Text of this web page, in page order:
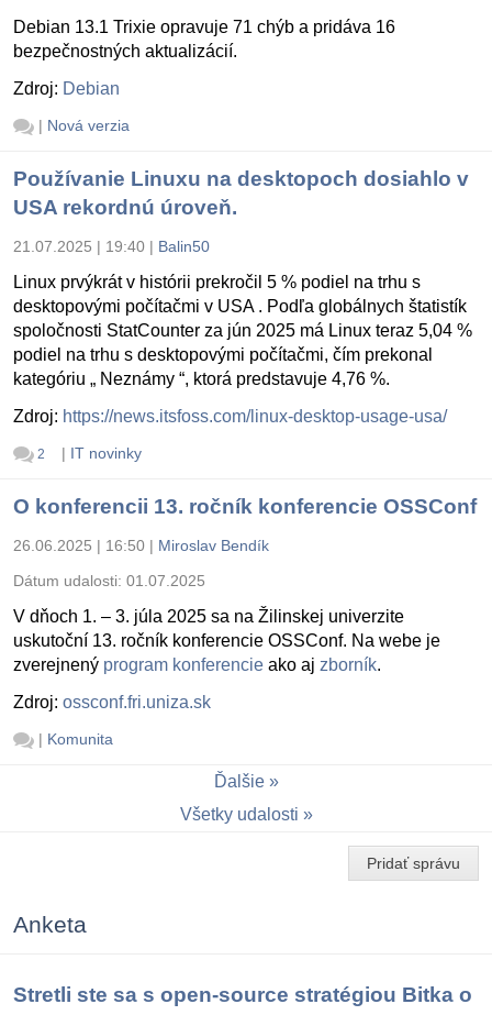
Debian 13.1 Trixie opravuje 71 chýb a pridáva 16
bezpečnostných aktualizácií.
Zdroj: Debian
| Nová verzia
Používanie Linuxu na desktopoch dosiahlo v
USA rekordnú úroveň.
21.07.2025 | 19:40 | Balin50
Linux prvýkrát v histórii prekročil 5 % podiel na trhu s
desktopovými počítačmi v USA . Podľa globálnych štatistík
spoločnosti StatCounter za jún 2025 má Linux teraz 5,04 %
podiel na trhu s desktopovými počítačmi, čím prekonal
kategóriu „ Neznámy “, ktorá predstavuje 4,76 %.
Zdroj: https://news.itsfoss.com/linux-desktop-usage-usa/
2 | IT novinky
O konferencii 13. ročník konferencie OSSConf
26.06.2025 | 16:50 | Miroslav Bendík
Dátum udalosti: 01.07.2025
V dňoch 1. – 3. júla 2025 sa na Žilinskej univerzite
uskutoční 13. ročník konferencie OSSConf. Na webe je
zverejnený program konferencie ako aj zborník.
Zdroj: ossconf.fri.uniza.sk
| Komunita
Ďalšie
Všetky udalosti
Pridať správu
Anketa
Stretli ste sa s open-source stratégiou Bitka o